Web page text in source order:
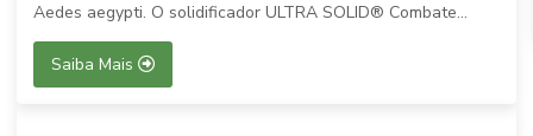
Aedes aegypti. O solidificador ULTRA SOLID® Combate...
Saiba Mais